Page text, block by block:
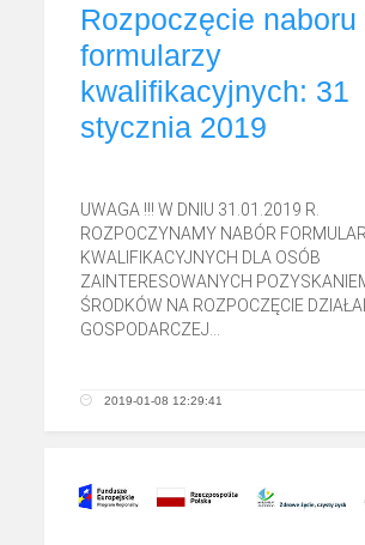
Rozpoczęcie naboru
formularzy
kwalifikacyjnych: 31
stycznia 2019
UWAGA !!! W DNIU 31.01.2019 R.
ROZPOCZYNAMY NABÓR
KWALIFIKACYJNYCH DLA OSÓB
ZAINTERESOWANYCH
ŚRODKÓW NA ROZPOCZĘCIE
GOSPODARCZEJ...
2019-01-08 12:29:41